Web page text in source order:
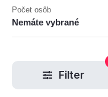
Počet osôb
Nemáte vybrané
Filter